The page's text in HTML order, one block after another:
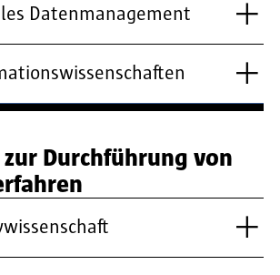
Datenmanagement
zur Durchführung von